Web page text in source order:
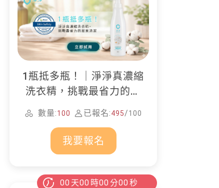
1瓶抵多瓶！｜淨淨真濃縮
洗衣精，挑戰最省力的居
家清潔
數量:100 已報名:495/100
我要報名
00 天00 時00 分00 秒